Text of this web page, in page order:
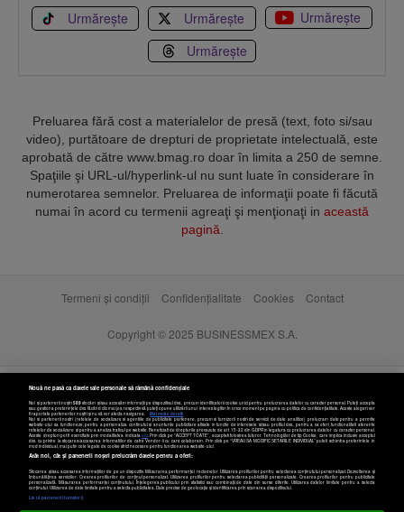
Urmărește Urmărește
Urmărește
Urmărește
Preluarea fără cost a materialelor de presă (text, foto si/sau
video), purtătoare de drepturi de proprietate intelectuală, este
aprobată de către www.bmag.ro doar în limita a 250 de semne.
Spaţiile şi URL-ul/hyperlink-ul nu sunt luate în considerare în
numerotarea semnelor. Preluarea de informaţii poate fi făcută
numai în acord cu termenii agreaţi şi menţionaţi in această
pagină
Termeni și condiții Confidențialitate Cookies Contact
Copyright © 2025 BUSINESSMEX S.A.
Setări cookies
Nouă ne pasă ca datele tale personale să rămână confidențiale
Noi și partenerii noștri589stocăm și/sau accesăm informații pe dispozitivul dvs., precum identificatorii cookie unici pentru prelucrarea datelor cu caracter personal. Puteți accepta
sau gestiona preferințele dvs. făcând clic mai jos, respectiv vă puteți opune utilizării unui interes legitim în orice moment pe pagina cu politica de confidențialitate. Aceste alegeri vor
fi raportate partenerilor noștri și nu vă vor afecta navigarea.
Mai multe detalii
Noi si partenerii nostri (retelele de socializare si agentiile de publicitate partenere, precum si furnizorii nostri de servicii de date analitice) prelucram date pentru a permite
website-ului sa functioneze, pentru a personaliza continutul si anunturile publicitare afisate in functie de interesele si/sau profilul dvs., pentru a va oferi functionalitati aferente
retelelor de socializare si pentru a analiza traficul pe website. Beneficiati de drepturile prevazute de art. 15-22 din GDPR in legatura cu prelucrarea datelor cu caracter personal.
Aceste drepturi pot fi exercitate prin modalitatea indicataaici. Prin click pe “ACCEPT TOATE”, acceptati folosirea tuturor Tehnologiilor de tip Cookie, care implica inclusiv acceptul
dvs. cu privire la stocarea/accesarea informatiilor de catre Vendor-ii cu care colaboram. Prin click pe “VREAU SA MODIFIC SETARILE INDIVIDUAL” puteti schimba preferintele in
mod individual, mai putin cele legate de cookie strict necesare pentru functionarea website-ului.
Atât noi, cât și partenerii noștri prelucrăm datele pentru a oferi:
Stocarea și/sau accesarea informațiilor de pe un dispozitiv. Măsurarea performanței reclamelor. Utilizarea profilurilor pentru selectarea conținutului personalizat. Dezvoltarea și
îmbunătățirea serviciilor. Crearea profilurilor de conținut personalizat. Utilizarea profilurilor pentru selectarea publicității personalizate. Crearea profilurilor pentru publicitate
personalizată. Măsurarea performanței conținutului. Înțelegerea publicului prin statistici sau combinații de date din surse diferite. Utilizarea datelor limitate pentru a selecta
conținutul. Utilizarea de date limitate pentru a selecta publicitatea. Date precise de geolocație și identificarea prin scanarea dispozitivului.
Listă parteneri (furnizori)